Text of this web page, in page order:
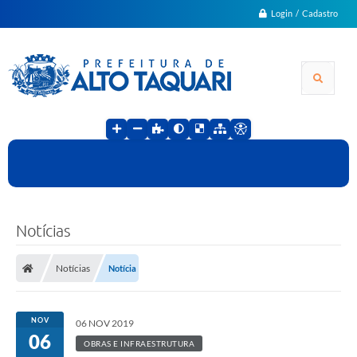
Login / Cadastro
Notícias
Notícias Notícia
NOV
06
06 NOV 2019
OBRAS E INFRAESTRUTURA